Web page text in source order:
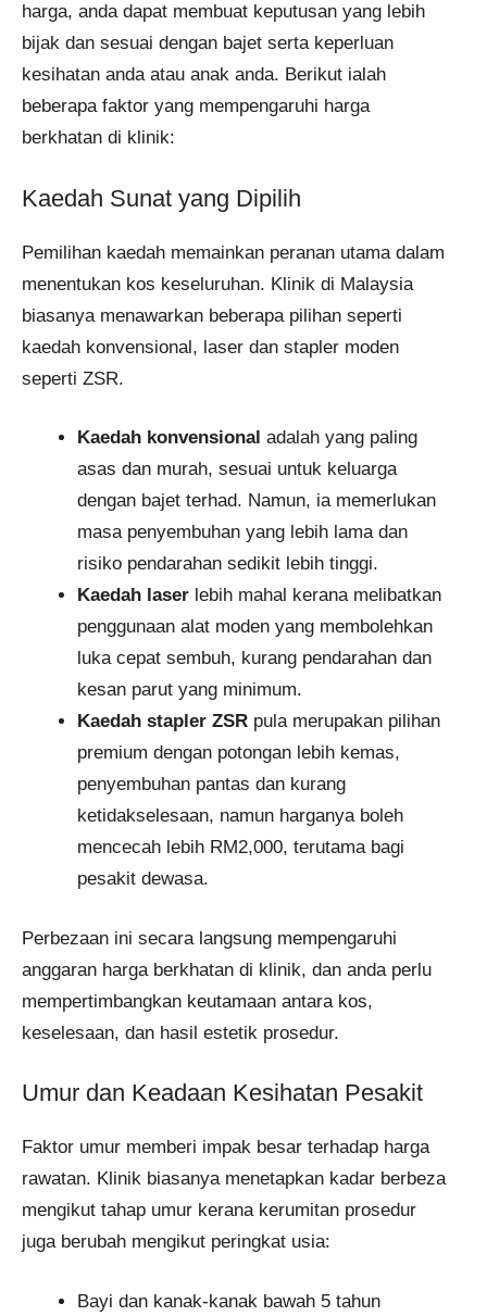
harga, anda dapat membuat keputusan yang lebih
bijak dan sesuai dengan bajet serta keperluan
kesihatan anda atau anak anda. Berikut ialah
beberapa faktor yang mempengaruhi harga
berkhatan di klinik:
Kaedah Sunat yang Dipilih
Pemilihan kaedah memainkan peranan utama dalam
menentukan kos keseluruhan. Klinik di Malaysia
biasanya menawarkan beberapa pilihan seperti
kaedah konvensional, laser dan stapler moden
seperti ZSR.
Kaedah konvensional adalah yang paling
asas dan murah, sesuai untuk keluarga
dengan bajet terhad. Namun, ia memerlukan
masa penyembuhan yang lebih lama dan
risiko pendarahan sedikit lebih tinggi.
Kaedah laser lebih mahal kerana melibatkan
penggunaan alat moden yang membolehkan
luka cepat sembuh, kurang pendarahan dan
kesan parut yang minimum.
Kaedah stapler ZSR pula merupakan pilihan
premium dengan potongan lebih kemas,
penyembuhan pantas dan kurang
ketidakselesaan, namun harganya boleh
mencecah lebih RM2,000, terutama bagi
pesakit dewasa.
Perbezaan ini secara langsung mempengaruhi
anggaran harga berkhatan di klinik, dan anda perlu
mempertimbangkan keutamaan antara kos,
keselesaan, dan hasil estetik prosedur.
Umur dan Keadaan Kesihatan Pesakit
Faktor umur memberi impak besar terhadap harga
rawatan. Klinik biasanya menetapkan kadar berbeza
mengikut tahap umur kerana kerumitan prosedur
juga berubah mengikut peringkat usia:
Bayi dan kanak-kanak bawah 5 tahun